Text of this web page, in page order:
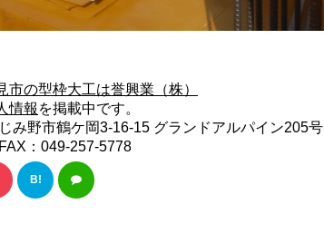
の型枠大工は誉興業（株）
情報 を掲載中です。
野市鶴ケ岡3-16-15 グランドアルパイン205号
：049-257-5778
B!